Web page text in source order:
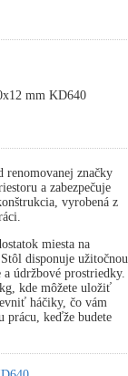
mm KD640
renomovanej značky
a zabezpečuje
vyrobená z
miesta na
disponuje užitočnou
údržbové prostriedky.
kde môžete uložiť
háčiky, čo vám
keďže budete